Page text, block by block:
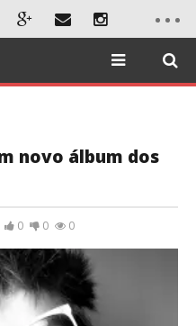
novo álbum dos
0 0 0